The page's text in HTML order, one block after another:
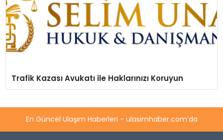
Trafik Kazası Avukatı ile Haklarınızı Koruyun
En Güncel Ulaşım Haberleri - ulasimhaber.com'da